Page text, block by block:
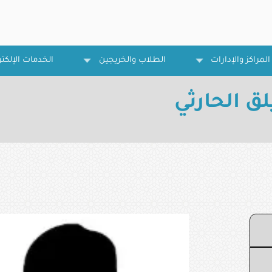
المراكز والإدارات الطلاب والخريجين الخدمات